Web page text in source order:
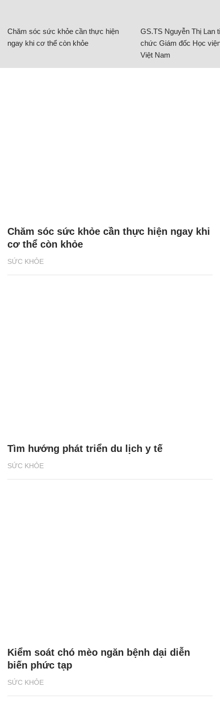
Chăm sóc sức khỏe cần thực hiện
ngay khi cơ thể còn khỏe
GS.TS Nguyễn Thị Lan
chức Giám đốc Học
Việt Nam
SỨC KHỎE
Chăm sóc sức khỏe cần thực hiện ngay khi
cơ thể còn khỏe
SỨC KHỎE
Tìm hướng phát triển du lịch y tế
SỨC KHỎE
Kiểm soát chó mèo ngăn bệnh dại diễn
biến phức tạp